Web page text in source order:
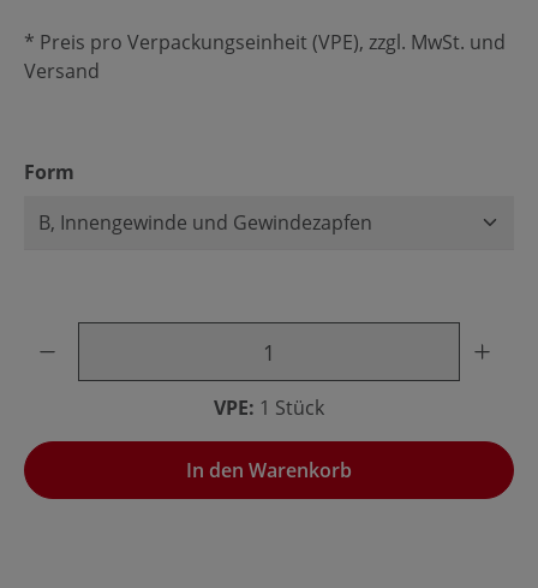
* Preis pro Verpackungseinheit (VPE), zzgl. MwSt. und
Versand
Form
VPE: 1 Stück
In den Warenkorb